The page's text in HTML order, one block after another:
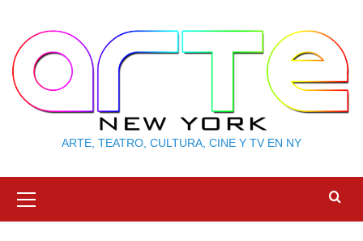
content
ARTE, TEATRO, CULTURA, CINE Y TV EN NY
Menu